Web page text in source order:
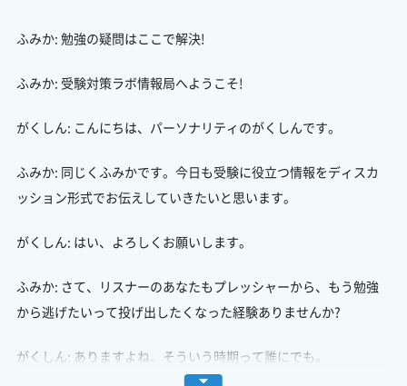
ふみか: 勉強の疑問はここで解決!
ふみか: 受験対策ラボ情報局へようこそ!
がくしん: こんにちは、パーソナリティのがくしんです。
ふみか: 同じくふみかです。今日も受験に役立つ情報をディスカ
ッション形式でお伝えしていきたいと思います。
がくしん: はい、よろしくお願いします。
ふみか: さて、リスナーのあなたもプレッシャーから、もう勉強
から逃げたいって投げ出したくなった経験ありませんか?
がくしん: ありますよね、そういう時期って誰にでも。